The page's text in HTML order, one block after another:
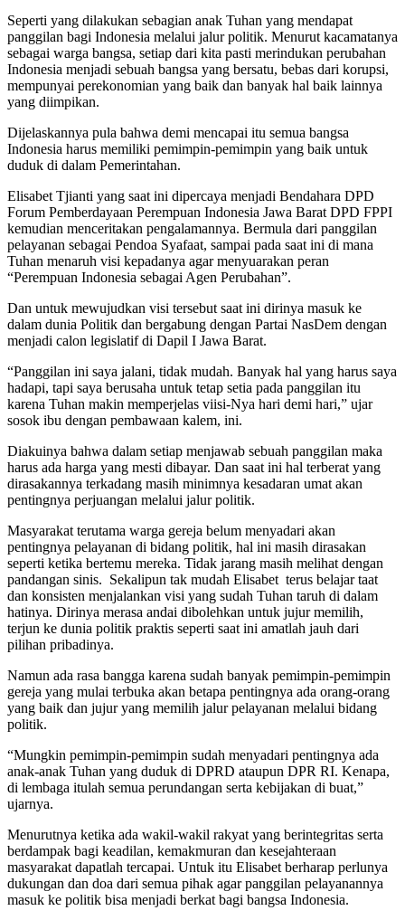
Seperti yang dilakukan sebagian anak Tuhan yang mendapat
panggilan bagi Indonesia melalui jalur politik. Menurut kacamatanya
sebagai warga bangsa, setiap dari kita pasti merindukan perubahan
Indonesia menjadi sebuah bangsa yang bersatu, bebas dari korupsi,
mempunyai perekonomian yang baik dan banyak hal baik lainnya
yang diimpikan.
Dijelaskannya pula bahwa demi mencapai itu semua bangsa
Indonesia harus memiliki pemimpin-pemimpin yang baik untuk
duduk di dalam Pemerintahan.
Elisabet Tjianti yang saat ini dipercaya menjadi Bendahara DPD
Forum Pemberdayaan Perempuan Indonesia Jawa Barat DPD FPPI
kemudian menceritakan pengalamannya. Bermula dari panggilan
pelayanan sebagai Pendoa Syafaat, sampai pada saat ini di mana
Tuhan menaruh visi kepadanya agar menyuarakan peran
“Perempuan Indonesia sebagai Agen Perubahan”.
Dan untuk mewujudkan visi tersebut saat ini dirinya masuk ke
dalam dunia Politik dan bergabung dengan Partai NasDem dengan
menjadi calon legislatif di Dapil I Jawa Barat.
“Panggilan ini saya jalani, tidak mudah. Banyak hal yang harus saya
hadapi, tapi saya berusaha untuk tetap setia pada panggilan itu
karena Tuhan makin memperjelas viisi-Nya hari demi hari,” ujar
sosok ibu dengan pembawaan kalem, ini.
Diakuinya bahwa dalam setiap menjawab sebuah panggilan maka
harus ada harga yang mesti dibayar. Dan saat ini hal terberat yang
dirasakannya terkadang masih minimnya kesadaran umat akan
pentingnya perjuangan melalui jalur politik.
Masyarakat terutama warga gereja belum menyadari akan
pentingnya pelayanan di bidang politik, hal ini masih dirasakan
seperti ketika bertemu mereka. Tidak jarang masih melihat dengan
pandangan sinis. Sekalipun tak mudah Elisabet terus belajar taat
dan konsisten menjalankan visi yang sudah Tuhan taruh di dalam
hatinya. Dirinya merasa andai dibolehkan untuk jujur memilih,
terjun ke dunia politik praktis seperti saat ini amatlah jauh dari
pilihan pribadinya.
Namun ada rasa bangga karena sudah banyak pemimpin-pemimpin
gereja yang mulai terbuka akan betapa pentingnya ada orang-orang
yang baik dan jujur yang memilih jalur pelayanan melalui bidang
politik.
“Mungkin pemimpin-pemimpin sudah menyadari pentingnya ada
anak-anak Tuhan yang duduk di DPRD ataupun DPR RI. Kenapa,
di lembaga itulah semua perundangan serta kebijakan di buat,”
ujarnya.
Menurutnya ketika ada wakil-wakil rakyat yang berintegritas serta
berdampak bagi keadilan, kemakmuran dan kesejahteraan
masyarakat dapatlah tercapai. Untuk itu Elisabet berharap perlunya
dukungan dan doa dari semua pihak agar panggilan pelayanannya
masuk ke politik bisa menjadi berkat bagi bangsa Indonesia.